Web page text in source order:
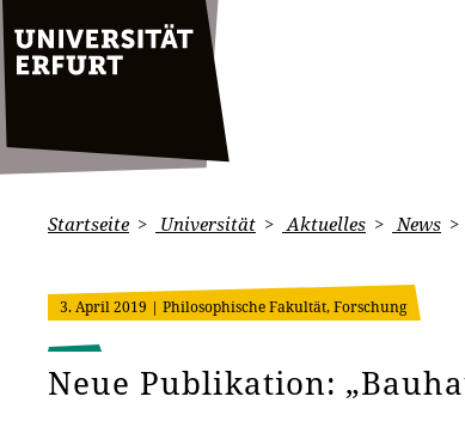
Startseite Universität Aktuelles News
3. April 2019 | Philosophische Fakultät, Forschung
Neue Publikation: